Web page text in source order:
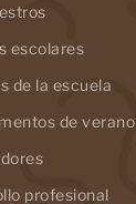
escolares
de la escuela
de verano
profesional